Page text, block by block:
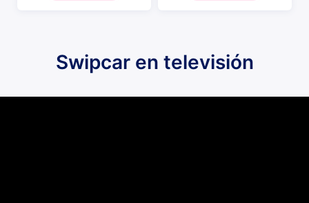
Swipcar en televisión